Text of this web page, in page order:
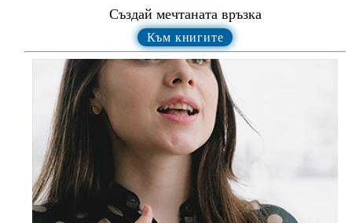
Създай мечтаната връзка
Към книгите